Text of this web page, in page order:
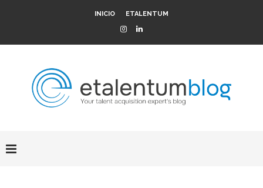
INICIO ETALENTUM